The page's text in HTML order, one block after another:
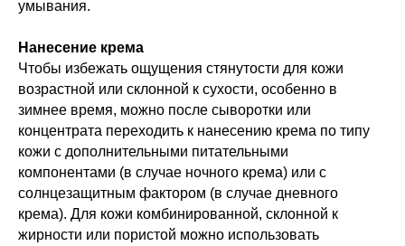
умывания.
Нанесение крема
Чтобы избежать ощущения стянутости для кожи
возрастной или склонной к сухости, особенно в
зимнее время, можно после сыворотки или
концентрата переходить к нанесению крема по типу
кожи с дополнительными питательными
компонентами (в случае ночного крема) или с
солнцезащитным фактором (в случае дневного
крема). Для кожи комбинированной, склонной к
жирности или пористой можно использовать